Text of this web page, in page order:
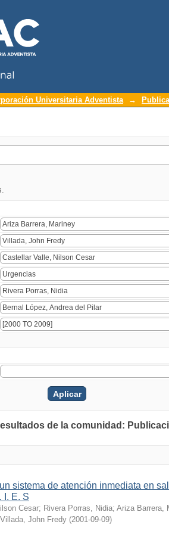
Universitaria Adventista →
de la comunidad:
sistema de atención inmediata en
I. E. S
Cesar; Rivera Porras, Nidia; Ariza Barrera,
Villada, John Fredy (2001-09-09)